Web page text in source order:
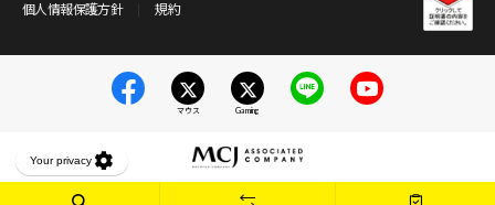
個人情報保護方針
規約
マウス Gaming